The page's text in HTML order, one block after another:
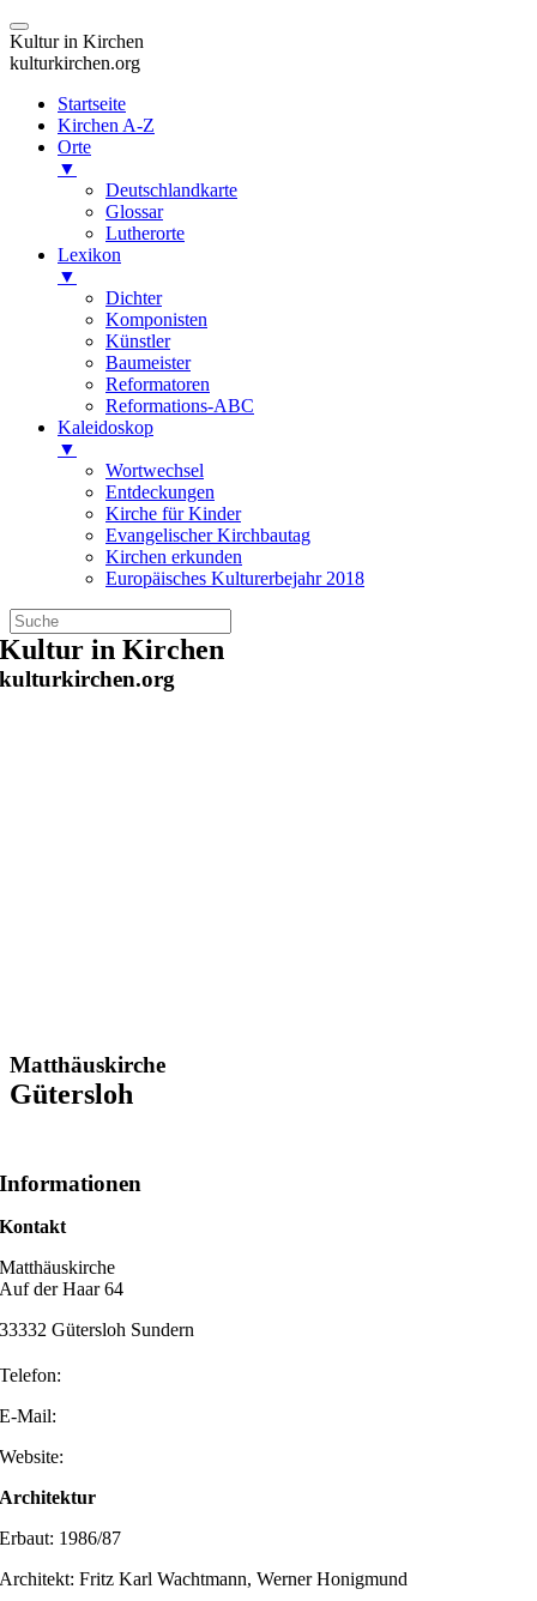
Kultur in Kirchen
kulturkirchen.org
Startseite
Kirchen A-Z
Orte
▼
Deutschlandkarte
Glossar
Lutherorte
Lexikon
▼
Dichter
Komponisten
Künstler
Baumeister
Reformatoren
Reformations-ABC
Kaleidoskop
▼
Wortwechsel
Entdeckungen
Kirche für Kinder
Evangelischer Kirchbautag
Kirchen erkunden
Europäisches Kulturerbejahr 2018
Zum
Inhalt
springen
Kultur in Kirchen
kulturkirchen.org
Matthäuskirche
Gütersloh
Informationen
Kontakt
Matthäuskirche
Auf der Haar 64
33332 Gütersloh Sundern
Telefon:
E-Mail:
Website:
Architektur
Erbaut: 1986/87
Architekt: Fritz Karl Wachtmann, Werner Honigmund